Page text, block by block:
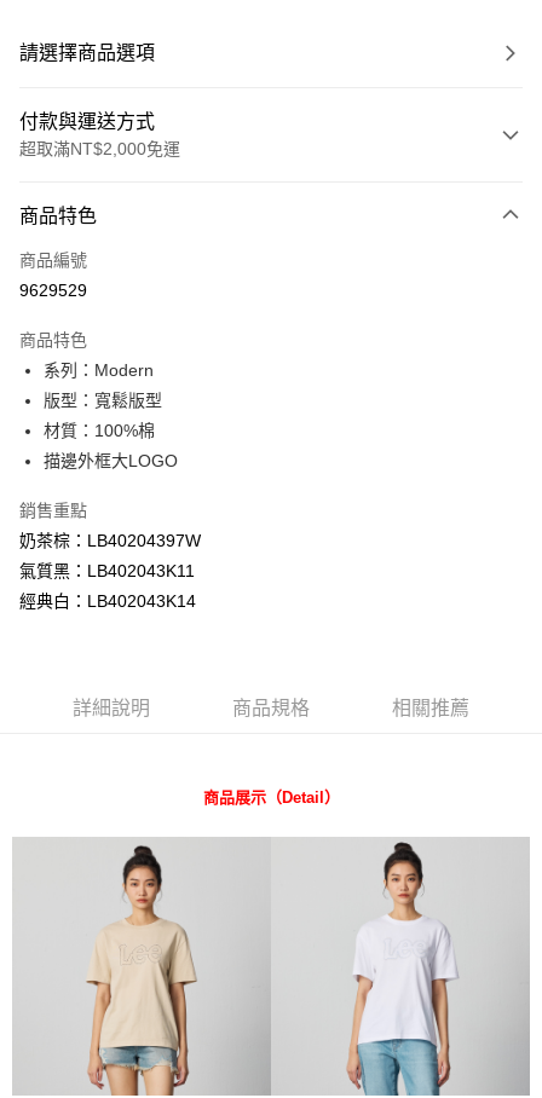
請選擇商品選項
付款與運送方式
超取滿NT$2,000免運
信用卡一次付款
信用卡分期付款
合作金庫商業銀行
華南商業銀行
上海商業儲蓄銀行
國泰世華商業銀行
臺灣中小企業銀行
聯邦商業銀行
元大商業銀行
台新國際商業銀行
台灣樂天信用卡公司
超商取貨付款
LINE Pay
Apple Pay
Google Pay
全盈+PAY
AFTEE先享後付是「在收到商品之後才付款」的支付方式。 讓您購物簡單
３．安心：先確認商品／服務後，再付款。
【「AFTEE先享後付」結帳流程】
１．於結帳方式選擇「AFTEE先享後付」後，將跳轉至「AFTEE先享後付」
結帳頁面，進行簡訊認證並確認金額後，即可完成結帳。
２．訂單成立數日內，您將收到繳費通知簡訊。
３．收到繳費通知簡訊後14天內，點擊此簡訊中的連結，可透過四大超商／
ATM／網路銀行／等多元方式進行付款，方視為交易完成。
※ 請注意：結帳手續完成當下不需立刻繳費，但若您需要取消訂單，請聯絡
購買商品的店家。未經商家同意取消之訂單仍視為有效，需透過AFTEE先享
後付繳納相關費用。
※ 交易是否成功請以「AFTEE先享後付 」之結帳頁面顯示為準，若有關於
是否繳費成功／繳費後需取消欲退款等相關疑問，請聯繫「AFTEE先享後付
客戶支援中心」
https://netprotections.freshdesk.com/support/home
ATM付款
每筆NT$80，滿NT$2,000(含以上)免運費
付款後 全家取貨
每筆NT$80，滿NT$2,000(含以上)免運費
7-11 取貨付款
每筆NT$80，滿NT$2,000(含以上)免運費
付款後 7-11取貨
每筆NT$80，滿NT$2,000(含以上)免運費
商品特色
商品編號
9629529
商品特色
系列：Modern
版型：寬鬆版型
材質：100%棉
描邊外框大LOGO
銷售重點
奶茶棕：LB40204397W
氣質黑：LB402043K11
經典白：LB402043K14
詳細說明 商品規格 相關推薦
商品展示（Detail）